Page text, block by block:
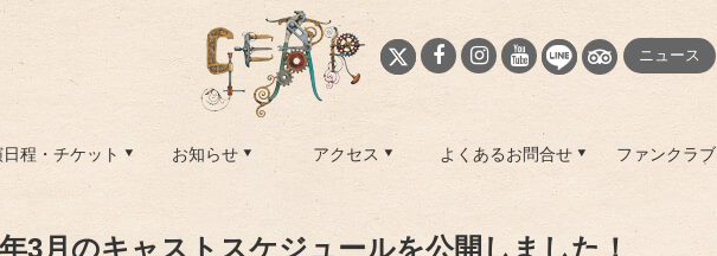
ニュース
程・チケット お知らせ アクセス よくあるお問合せ ファンクラブ
3月のキャストスケジュールを公開しました！